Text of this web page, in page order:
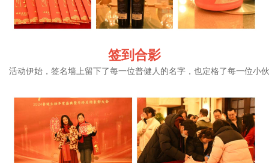
签到合影
活动伊始，签名墙上留下了每一位普健人的名字，也定格了每一位小